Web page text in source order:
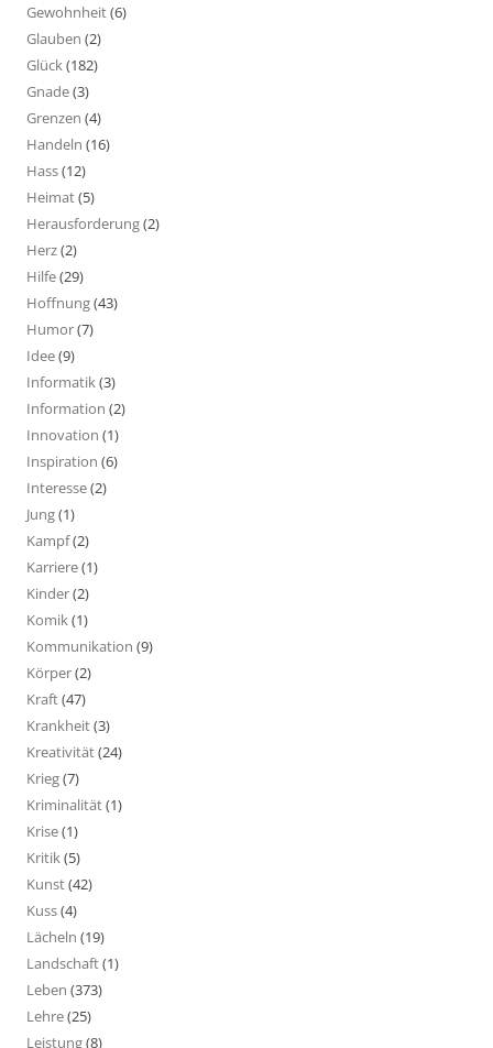
Gewohnheit(6)
Glauben (2)
Glück(182)
Gnade(3)
Grenzen (4)
Handeln (16)
Hass(12)
Heimat(5)
Herausforderung(2)
Herz(2)
Hilfe(29)
Hoffnung(43)
Humor(7)
Idee(9)
Informatik(3)
Information (2)
Innovation (1)
Inspiration (6)
Interesse(2)
Jung(1)
Kampf(2)
Karriere(1)
Kinder(2)
Komik(1)
Kommunikation (9)
Körper(2)
Kraft(47)
Krankheit(3)
Kreativität(24)
Krieg(7)
Kriminalität(1)
Krise(1)
Kritik(5)
Kunst(42)
Kuss(4)
Lächeln (19)
Landschaft(1)
Leben (373)
Lehre(25)
Leistung(8)